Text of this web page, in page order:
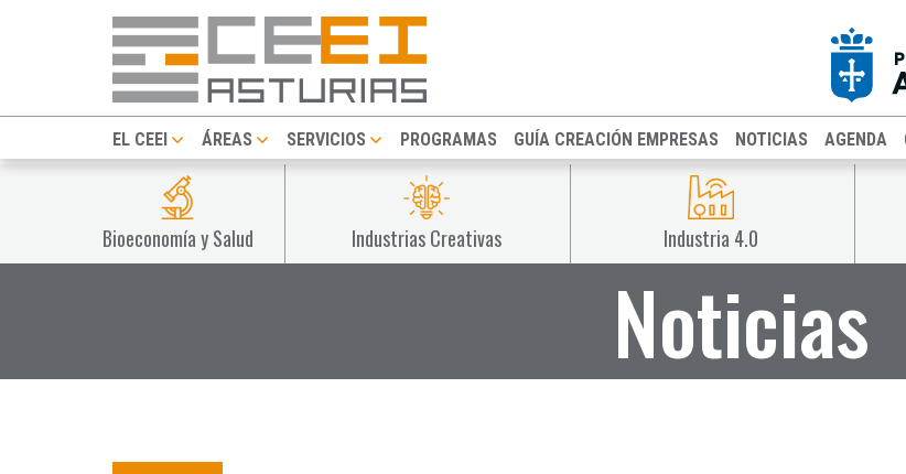
EL CEEI ÁREAS SERVICIOS PROGRAMAS GUÍA CREACIÓN EMPRESAS NOTICIAS AGENDA
Bioeconomía y Salud Industrias Creativas Industria 4.0
Noticias